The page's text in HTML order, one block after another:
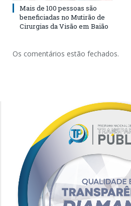
Mais de 100 pessoas são
beneficiadas no Mutirão de
Cirurgias da Visão em Baião
Os comentários estão fechados.